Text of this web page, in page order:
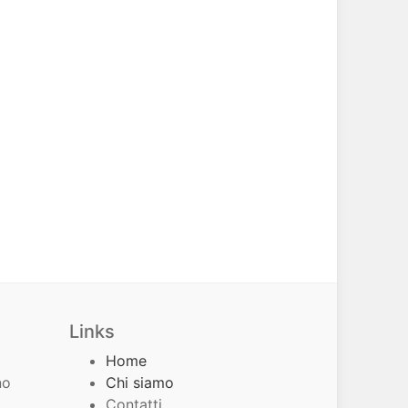
Links
Home
Chi siamo
Contatti